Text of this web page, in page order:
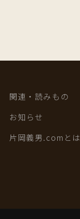
関連・読みもの
お知らせ
片岡義男.comとは